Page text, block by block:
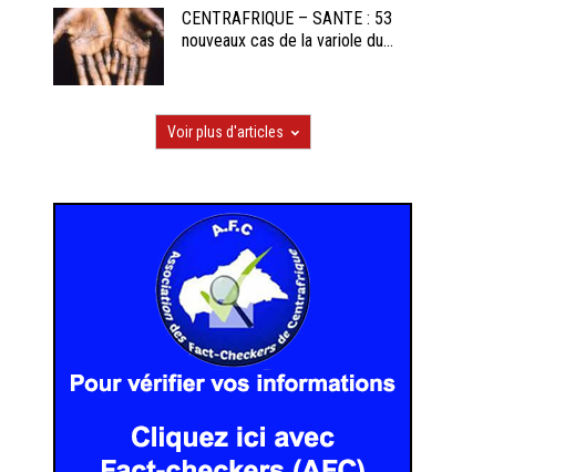
CENTRAFRIQUE – SANTE : 53
nouveaux cas de la variole du...
Voir plus d'articles